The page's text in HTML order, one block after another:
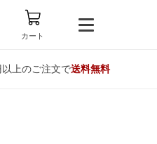
カート
上のご注文で送料無料